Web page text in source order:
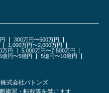
300万円〜500万円
1,000万円〜2,000万円
万円
5,000万円〜7,500万円
億円〜5億円
5億円〜10億円
式会社バトンズ
複写・転載等を禁じます